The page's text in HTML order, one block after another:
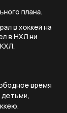
плана.
в хоккей на
в НХЛ ни
время